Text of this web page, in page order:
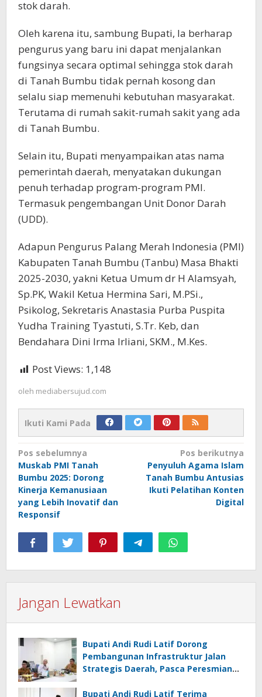
stok darah.
Oleh karena itu, sambung Bupati, Ia berharap
pengurus yang baru ini dapat menjalankan
fungsinya secara optimal sehingga stok darah
di Tanah Bumbu tidak pernah kosong dan
selalu siap memenuhi kebutuhan masyarakat.
Terutama di rumah sakit-rumah sakit yang ada
di Tanah Bumbu.
Selain itu, Bupati menyampaikan atas nama
pemerintah daerah, menyatakan dukungan
penuh terhadap program-program PMI.
Termasuk pengembangan Unit Donor Darah
(UDD).
Adapun Pengurus Palang Merah Indonesia (PMI)
Kabupaten Tanah Bumbu (Tanbu) Masa Bhakti
2025-2030, yakni Ketua Umum dr H Alamsyah,
Sp.PK, Wakil Ketua Hermina Sari, M.PSi.,
Psikolog, Sekretaris Anastasia Purba Puspita
Yudha Training Tyastuti, S.Tr. Keb, dan
Bendahara Dini Irma Irliani, SKM., M.Kes.
Post Views: 1,148
oleh mediabersujud.com
Ikuti Kami Pada
Navigasi
pos
Pos sebelumnya
Muskab PMI Tanah
Bumbu 2025: Dorong
Kinerja Kemanusiaan
yang Lebih Inovatif dan
Responsif
Pos berikutnya
Penyuluh Agama Islam
Tanah Bumbu Antusias
Ikuti Pelatihan Konten
Digital
Jangan Lewatkan
Bupati Andi Rudi Latif Dorong
Pembangunan Infrastruktur Jalan
Strategis Daerah, Pasca Peresmian
Bupati Andi Rudi Latif Terima